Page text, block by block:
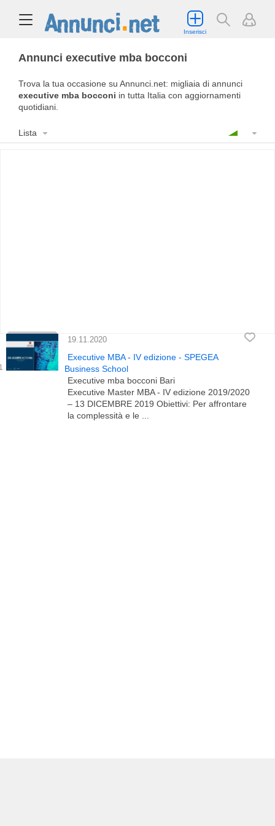
Inserisci
Annunci executive mba bocconi
Trova la tua occasione su Annunci.net: migliaia di annunci
executive mba bocconi in tutta Italia con aggiornamenti
quotidiani.
Lista
19.11.2020
Executive MBA - IV edizione - SPEGEA
Business School
Executive mba bocconi Bari
Executive Master MBA - IV edizione 2019/2020
– 13 DICEMBRE 2019 Obiettivi: Per affrontare
la complessità e le ...